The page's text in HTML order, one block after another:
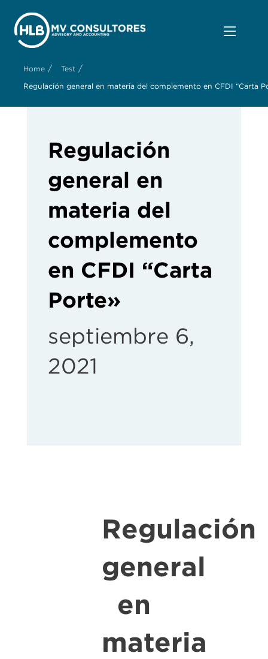
Home / Test /
Regulación general en materia del complemento en CFDI “Carta
Regulación
general en
materia del
complemento
en CFDI “Carta
Porte»
septiembre 6,
2021
Regulación
general
en
materia